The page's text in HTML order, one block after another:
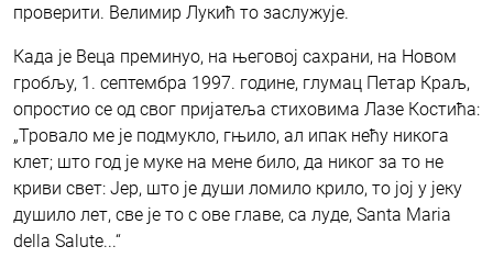
проверити. Велимир Лукић то заслужује.
Када је Веца преминуо, на његовој сахрани, на Новом
гробљу, 1. септембра 1997. године, глумац Петар Краљ,
опростио се од свог пријатеља стиховима Лазе Костића:
„Тровало ме је подмукло, гњило, ал ипак нећу никога
клет; што год је муке на мене било, да никог за то не
криви свет: Јер, што је души ломило крило, то јој у јеку
душило лет, све је то с ове главе, са луде, Santa Maria
della Salute...“